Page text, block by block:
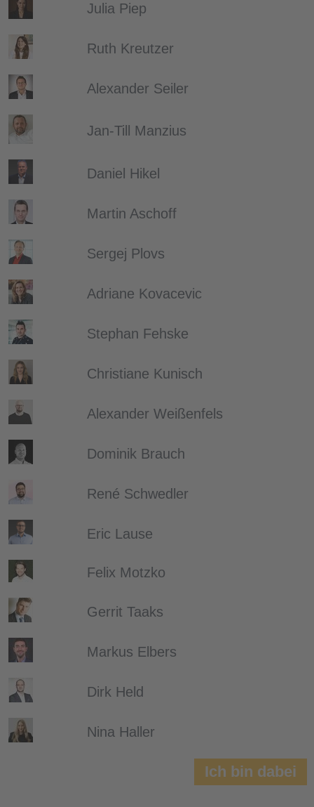
Julia Piep
Ruth Kreutzer
Alexander Seiler
Jan-Till Manzius
Daniel Hikel
Martin Aschoff
Sergej Plovs
Adriane Kovacevic
Stephan Fehske
Christiane Kunisch
Alexander Weißenfels
Dominik Brauch
René Schwedler
Eric Lause
Felix Motzko
Gerrit Taaks
Markus Elbers
Dirk Held
Nina Haller
Ich bin dabei